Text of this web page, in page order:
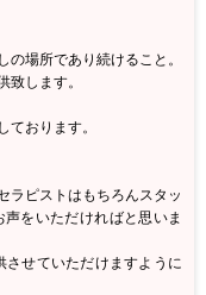
場所であり続けること。
します。
おります。
ラピストはもちろんスタッ
をいただければと思いま
せていただけますように